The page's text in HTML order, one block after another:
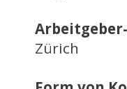
Zürich